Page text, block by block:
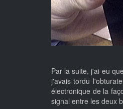
Par la suite, j'ai eu
j'avais tordu
électronique de la
signal entre les deux